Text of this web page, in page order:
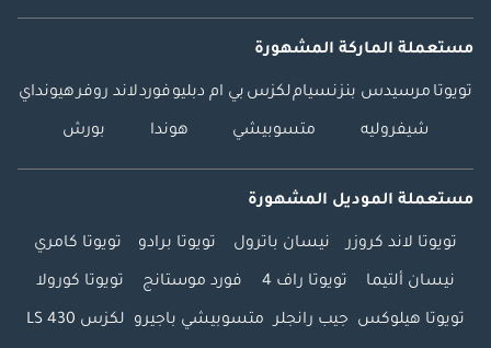
مستعملة الماركة المشهورة
تويوتا مرسيدس بنزنسياملكزس بي ام دبليوفوردلاند روفرهيونداي
شيفروليه متسوبيشي هوندا بورش
مستعملة الموديل المشهورة
تويوتا لاند كروزر نيسان باترول تويوتا برادو تويوتا كامري
نيسان ألتيما تويوتا راف 4 فورد موستانج تويوتا كورولا
تويوتا هيلوكس جيب رانجلر متسوبيشي باجيرو لكزس LS 430